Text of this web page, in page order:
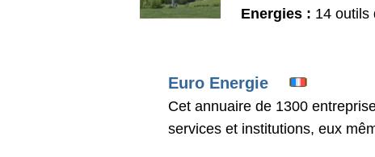
Energies : 14 outils
Euro Energie
Cet annuaire de 1300
services et institutions, eux